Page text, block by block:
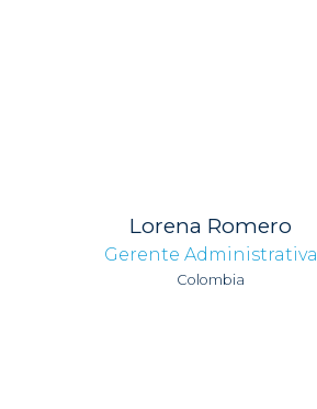
Lorena Romero
Gerente Administrativa
Colombia